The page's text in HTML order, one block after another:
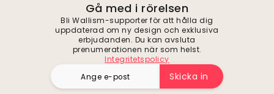
Gå med i rörelsen
Bli Wallism-supporter för att hålla dig
uppdaterad om ny design och exklusiva
erbjudanden. Du kan avsluta
prenumerationen när som helst.
Integritetspolicy
Skicka in